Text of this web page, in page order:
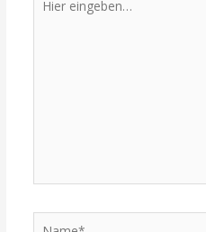
eingeben…
Name*